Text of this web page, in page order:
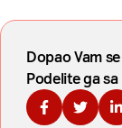
Dopao Vam
Podelite ga
Podelite